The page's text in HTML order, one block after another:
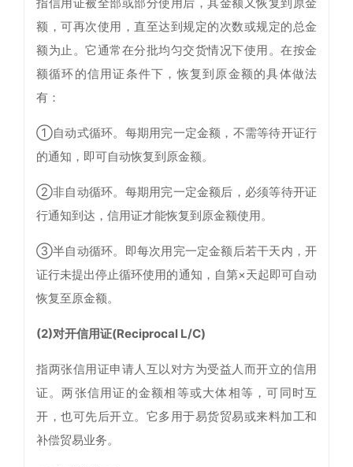
额，可再次使用，直至达到规定的次数或规定的总金
额为止。它通常在分批均匀交货情况下使用。在按金
额循环的信用证条件下，恢复到原金额的具体做法
有：
①自动式循环。每期用完一定金额，不需等待开证行
的通知，即可自动恢复到原金额。
②非自动循环。每期用完一定金额后，必须等待开证
行通知到达，信用证才能恢复到原金额使用。
③半自动循环。即每次用完一定金额后若干天内，开
证行未提出停止循环使用的通知，自第×天起即可自动
恢复至原金额。
(2)对开信用证(Reciprocal L/C)
指两张信用证申请人互以对方为受益人而开立的信用
证。两张信用证的金额相等或大体相等，可同时互
开，也可先后开立。它多用于易货贸易或来料加工和
补偿贸易业务。